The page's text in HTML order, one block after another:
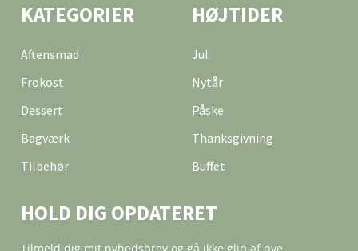
KATEGORIER
Aftensmad
Frokost
Dessert
Bagværk
Tilbehør
HØJTIDER
Jul
Nytår
Påske
Thanksgivning
Buffet
HOLD DIG OPDATERET